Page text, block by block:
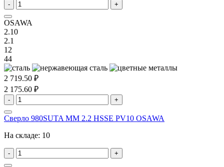
- +
OSAWA
2.10
2.1
12
44
2 719.50 ₽
2 175.60 ₽
- +
Сверло 980SUTA MM 2.2 HSSE PV10 OSAWA
На складе: 10
- +